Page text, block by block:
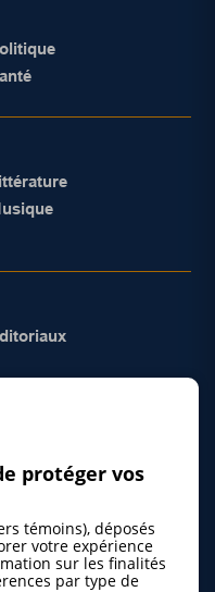
protéger vos
témoins), déposés
votre expérience
sur les finalités
par type de